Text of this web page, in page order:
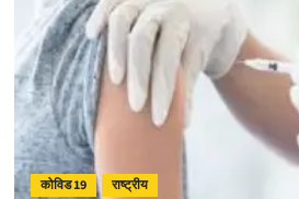
का
उछाल,
मंगलवार
को
आए
44
नए
मामले;
सबसे
कोविड 19 राष्ट्रीय